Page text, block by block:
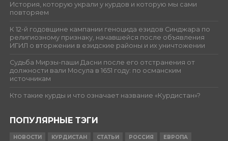
История, которую украли у курдов и которую мы сами
повторяем
К 12-й годовщине кампании геноцида езидов Синджара по
религиозному признаку, начавшейся после объявления
ИГИЛ о вторжении в езидские районы и их уничтожении
Судьба Мирзы-паши Дасни после его отстранения от
должности вали Мосула в 1651 году: по османским
источникам
Кто такие курды и что означает название «Курдистан»?
ПОПУЛЯРНЫЕ ТЭГИ
НОВОСТИ КУРДИСТАН СТАТЬИ РОССИЯ
ЕВРОПА